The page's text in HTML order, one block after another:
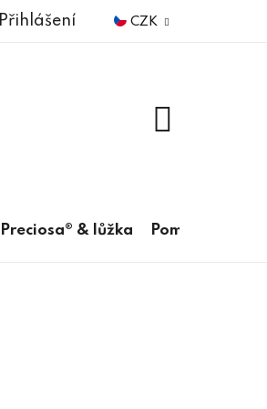
CZK
Přihlášení
Preciosa® & lůžka Pomůcky